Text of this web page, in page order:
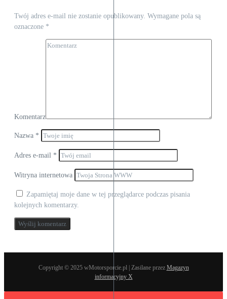
Twój adres e-mail nie zostanie opublikowany. Wymagane pola są
oznaczone *
Komentarz
Nazwa *
Adres e-mail *
Witryna internetowa
Zapamiętaj moje dane w tej przeglądarce podczas pisania
kolejnych komentarzy.
Copyright © 2025 wMotorsporcie.pl | Zasilane przez Magazyn
informacyjny X